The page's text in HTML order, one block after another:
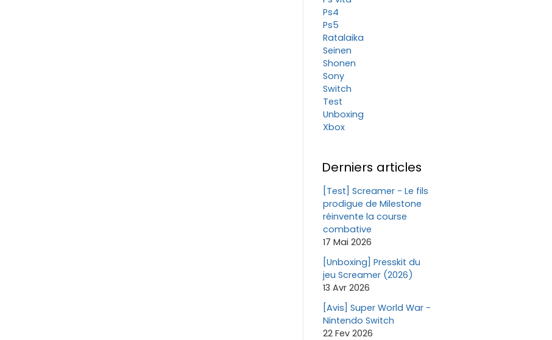
Ps4
Ps5
Ratalaika
Seinen
Shonen
Sony
Switch
Test
Unboxing
Xbox
Derniers articles
[Test] Screamer - Le fils
prodigue de Milestone
réinvente la course
combative
17 Mai 2026
[Unboxing] Presskit du
jeu Screamer (2026)
13 Avr 2026
[Avis] Super World War -
Nintendo Switch
22 Fev 2026